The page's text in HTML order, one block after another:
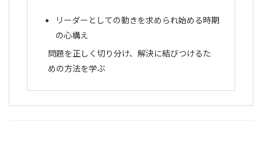
リーダーとしての動きを求められ始める時期
の心構え
問題を正しく切り分け、解決に結びつけるた
めの方法を学ぶ